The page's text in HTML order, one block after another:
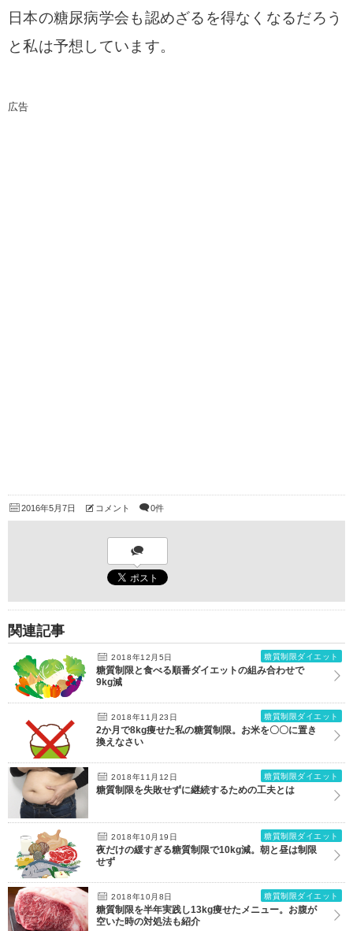
日本の糖尿病学会も認めざるを得なくなるだろう
と私は予想しています。
広告
2016年5月7日 コメント 0件
関連記事
2018年12月5日 糖質制限ダイエット
糖質制限と食べる順番ダイエットの組み合わせで
9kg減
2018年11月23日 糖質制限ダイエット
2か月で8kg痩せた私の糖質制限。お米を〇〇に置き
換えなさい
2018年11月12日 糖質制限ダイエット
糖質制限を失敗せずに継続するための工夫とは
2018年10月19日 糖質制限ダイエット
夜だけの緩すぎる糖質制限で10kg減。朝と昼は制限
せず
2018年10月8日 糖質制限ダイエット
糖質制限を半年実践し13kg痩せたメニュー。お腹が
空いた時の対処法も紹介